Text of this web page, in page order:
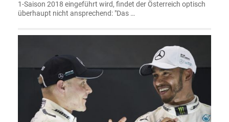
1-Saison 2018 eingeführt wird, findet der Österreich optisch
überhaupt nicht ansprechend: "Das …